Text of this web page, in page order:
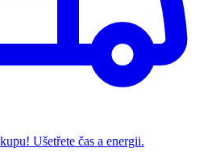
Ušetřete čas a energii.